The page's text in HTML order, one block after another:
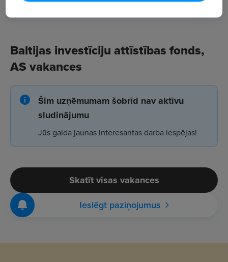
Baltijas investīciju attīstības fonds,
AS vakances
Šim uzņēmumam šobrīd nav aktīvu
sludinājumu
Jūs gaida jaunas interesantas darba iespējas!
Skatīt visas vakances
Ieslēgt paziņojumus